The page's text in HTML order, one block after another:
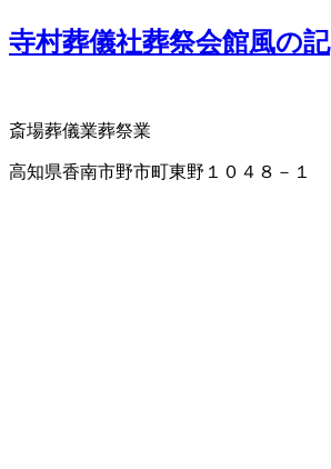
寺村葬儀社葬祭会館風の記
斎場葬儀業葬祭業
高知県香南市野市町東野１０４８－１